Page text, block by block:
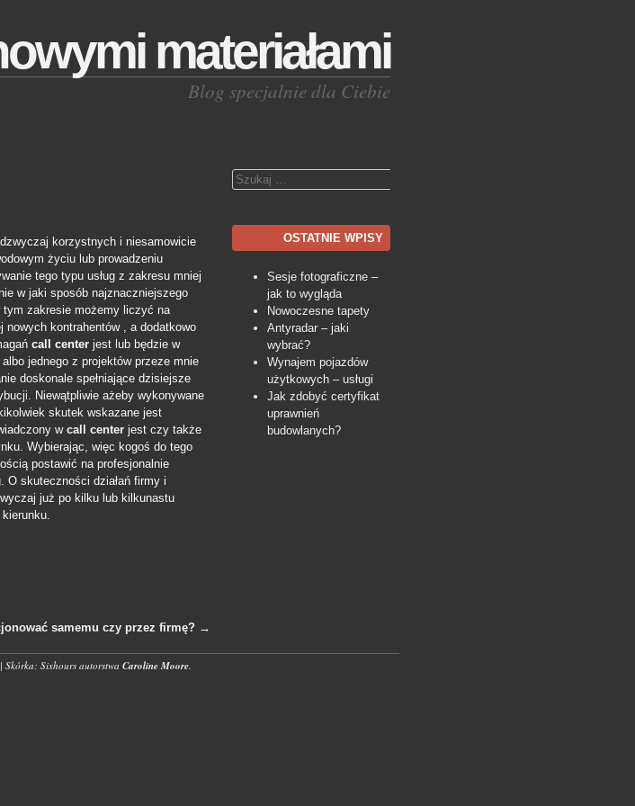
materiałami
Blog specjalnie dla Ciebie
korzystnych i niesamowicie
życiu lub prowadzeniu
tego typu usług z zakresu mniej
w jaki sposób najznaczniejszego
tym zakresie możemy liczyć na
kontrahentów , a dodatkowo
call center jest lub będzie w
jednego z projektów przeze mnie
doskonale spełniające dzisiejsze
Niewątpliwie ażeby wykonywane
skutek wskazane jest
wcall center jest czy także
Wybierając, więc kogoś do tego
postawić na profesjonalnie
O skuteczności działań firmy i
już po kilku lub kilkunastu
samemu czy przez firmę? →
Szukaj
OSTATNIE WPISY
Sesje fotograficzne –
jak to wygląda
Nowoczesne tapety
Antyradar – jaki
wybrać?
Wynajem pojazdów
użytkowych – usługi
Jak zdobyć certyfikat
uprawnień
budowlanych?
| Skórka: Sixhours autorstwa Caroline Moore.